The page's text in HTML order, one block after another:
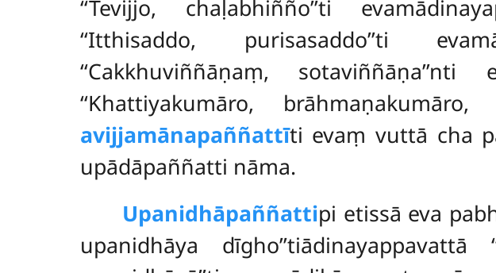
‘‘Tevijjo, chaḷabhiñño’’ti
‘‘Itthisaddo, purisasaddo’’ti
‘‘Cakkhuviññāṇaṃ, sotaviññāṇa’’nti
‘‘Khattiyakumāro,
avijjamānapaññattīti evaṃ vuttā cha
upādāpaññatti nāma.
Upanidhāpaññattipi etissā eva
upanidhāya